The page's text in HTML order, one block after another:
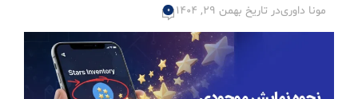
مونا داوریدر تاریخ بهمن 29, 1404 0